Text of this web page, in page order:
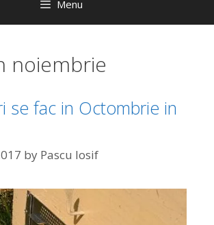
Menu
noiembrie
se fac in Octombrie in
by Pascu Iosif